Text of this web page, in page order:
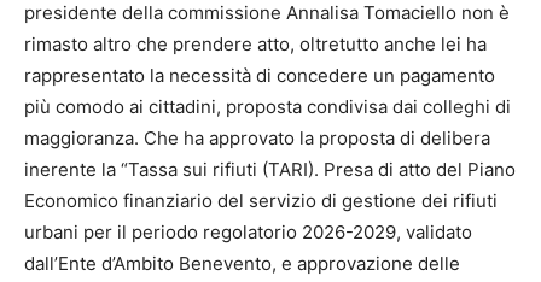
presidente della commissione Annalisa Tomaciello non è
rimasto altro che prendere atto, oltretutto anche lei ha
rappresentato la necessità di concedere un pagamento
più comodo ai cittadini, proposta condivisa dai colleghi di
maggioranza. Che ha approvato la proposta di delibera
inerente la “Tassa sui rifiuti (TARI). Presa di atto del Piano
Economico finanziario del servizio di gestione dei rifiuti
urbani per il periodo regolatorio 2026-2029, validato
dall’Ente d’Ambito Benevento, e approvazione delle